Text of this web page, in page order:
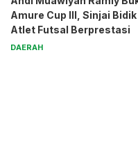
Amure Cup III, Sinjai Bidik
Atlet Futsal Berprestasi
DAERAH